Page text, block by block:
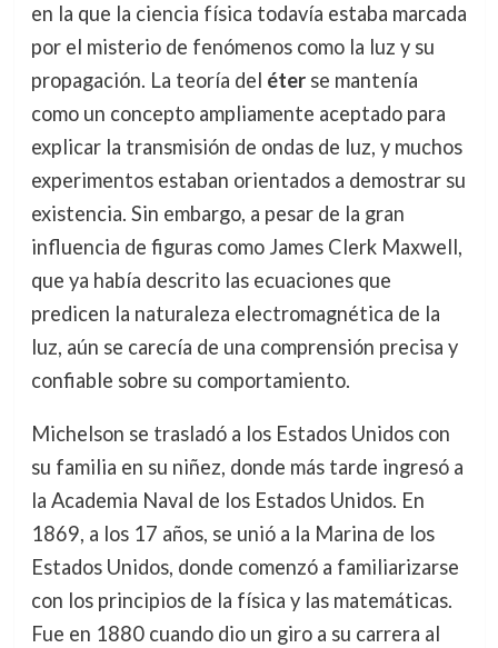
en la que la ciencia física todavía estaba marcada
por el misterio de fenómenos como la luz y su
propagación. La teoría del éterse mantenía
como un concepto ampliamente aceptado para
explicar la transmisión de ondas de luz, y muchos
experimentos estaban orientados a demostrar su
existencia. Sin embargo, a pesar de la gran
influencia de figuras como James Clerk Maxwell,
que ya había descrito las ecuaciones que
predicen la naturaleza electromagnética de la
luz, aún se carecía de una comprensión precisa y
confiable sobre su comportamiento.
Michelson se trasladó a los Estados Unidos con
su familia en su niñez, donde más tarde ingresó a
la Academia Naval de los Estados Unidos. En
1869, a los 17 años, se unió a la Marina de los
Estados Unidos, donde comenzó a familiarizarse
con los principios de la física y las matemáticas.
Fue en 1880 cuando dio un giro a su carrera al